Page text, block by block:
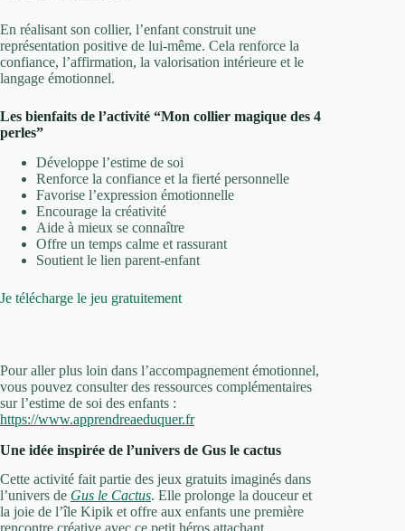
En réalisant son collier, l’enfant construit une
représentation positive de lui-même. Cela renforce la
confiance, l’affirmation, la valorisation intérieure et le
langage émotionnel.
Les bienfaits de l’activité “Mon collier magique des 4
perles”
Développe l’estime de soi
Renforce la confiance et la fierté personnelle
Favorise l’expression émotionnelle
Encourage la créativité
Aide à mieux se connaître
Offre un temps calme et rassurant
Soutient le lien parent-enfant
Je télécharge le jeu gratuitement
Pour aller plus loin dans l’accompagnement émotionnel,
vous pouvez consulter des ressources complémentaires
sur l’estime de soi des enfants :
https://www.apprendreaeduquer.fr
Une idée inspirée de l’univers de Gus le cactus
Cette activité fait partie des jeux gratuits imaginés dans
l’univers de Gus le Cactus. Elle prolonge la douceur et
la joie de l’île Kipik et offre aux enfants une première